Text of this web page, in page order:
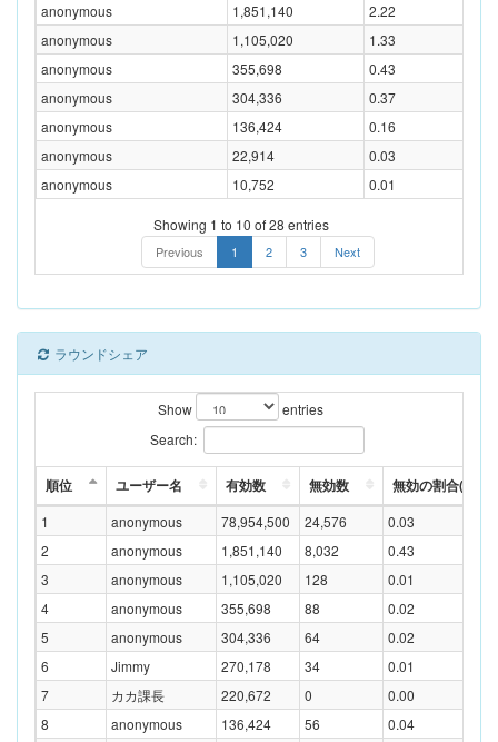
anonymous
1,851,140
2.22
anonymous
1,105,020
1.33
anonymous
355,698
0.43
anonymous
304,336
0.37
anonymous
136,424
0.16
anonymous
22,914
0.03
anonymous
10,752 0.01
Showing 1 to 10 of 28 entries
Previous 1 2 3 Next
ラウンドシェア
Show
entries
Search:
順位 ユーザー名 有効数 無効数 無効の割合(%)
1 anonymous 78,954,500 24,576
0.03
2
anonymous 1,851,140 8,032
0.43
3
anonymous 1,105,020 128
0.01
4
anonymous 355,698 88
0.02
5
anonymous 304,336 64
0.02
6
Jimmy 270,178 34
0.01
7
カカ課長 220,672 0
0.00
8
anonymous 136,424 56
0.04